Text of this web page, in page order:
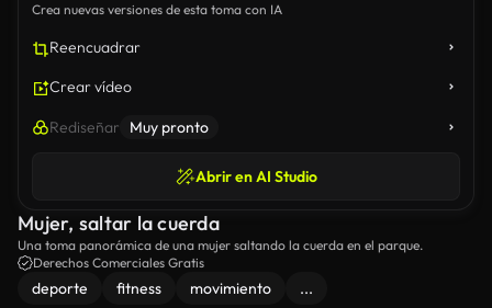
Crea nuevas versiones de esta toma con IA
Reencuadrar
Crear vídeo
Rediseñar Muy pronto
Abrir en AI Studio
Mujer, saltar la cuerda
Una toma panorámica de una mujer saltando la cuerda en el parque.
Derechos Comerciales Gratis
deporte fitness movimiento ...